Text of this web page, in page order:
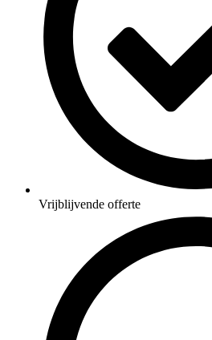
Vrijblijvende offerte